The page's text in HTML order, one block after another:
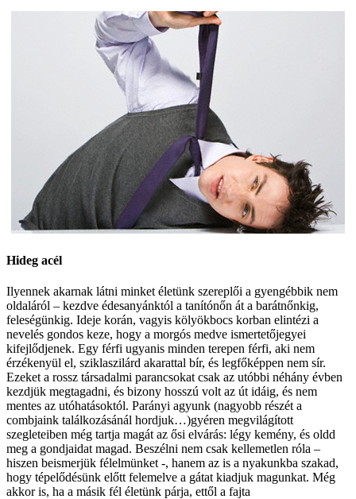
Hideg acél
Ilyennek akarnak látni minket életünk szereplői a gyengébbik nem
oldaláról – kezdve édesanyánktól a tanítónőn át a barátnőnkig,
feleségünkig. Ideje korán, vagyis kölyökbocs korban elintézi a
nevelés gondos keze, hogy a morgós medve ismertetőjegyei
kifejlődjenek. Egy férfi ugyanis minden terepen férfi, aki nem
érzékenyül el, sziklaszilárd akarattal bír, és legfőképpen nem sír.
Ezeket a rossz társadalmi parancsokat csak az utóbbi néhány évben
kezdjük megtagadni, és bizony hosszú volt az út idáig, és nem
mentes az utóhatásoktól. Parányi agyunk (nagyobb részét a
combjaink találkozásánál hordjuk…)gyéren megvilágított
szegleteiben még tartja magát az ősi elvárás: légy kemény, és oldd
meg a gondjaidat magad. Beszélni nem csak kellemetlen róla –
hiszen beismerjük félelmünket -, hanem az is a nyakunkba szakad,
hogy tépelődésünk előtt felemelve a gátat kiadjuk magunkat. Még
akkor is, ha a másik fél életünk párja, ettől a fajta